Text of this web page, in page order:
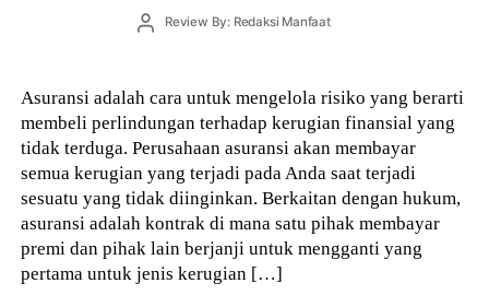
PostReview By: Redaksi Manfaat
Asuransi adalah cara untuk mengelola risiko yang berarti
membeli perlindungan terhadap kerugian finansial yang
tidak terduga. Perusahaan asuransi akan membayar
semua kerugian yang terjadi pada Anda saat terjadi
sesuatu yang tidak diinginkan. Berkaitan dengan hukum,
asuransi adalah kontrak di mana satu pihak membayar
premi dan pihak lain berjanji untuk mengganti yang
pertama untuk jenis kerugian […]